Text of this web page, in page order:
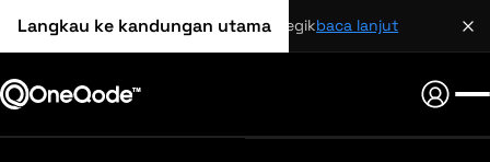
Langkau ke kandungan utama
perkongsian strategikbaca lanjut